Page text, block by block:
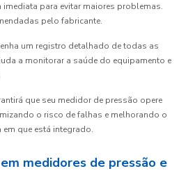
para evitar maiores problemas.
pelo fabricante.
um registro detalhado de todas as
a monitorar a saúde do equipamento e
que seu medidor de pressão opere
o risco de falhas e melhorando o
que está integrado.
medidores de pressão e